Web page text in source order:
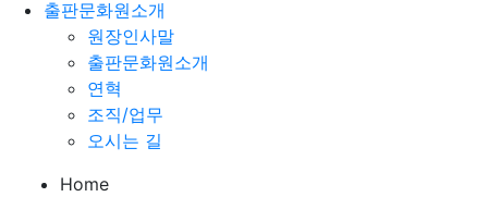
출판문화원소개
원장인사말
출판문화원소개
연혁
조직/업무
오시는 길
Home